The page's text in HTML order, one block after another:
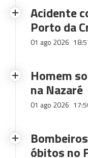
Acidente
Porto da
01 ago 2026
Homem
na Nazaré
01 ago 2026
óbitos no